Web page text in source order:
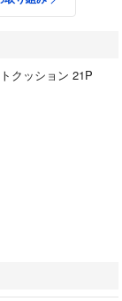
クッション 21P